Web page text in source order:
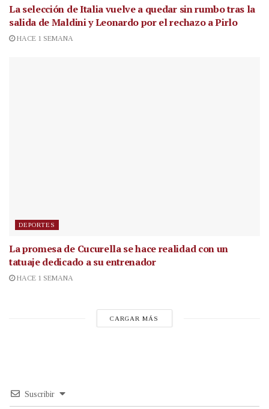
La selección de Italia vuelve a quedar sin rumbo tras la
salida de Maldini y Leonardo por el rechazo a Pirlo
HACE 1 SEMANA
DEPORTES
La promesa de Cucurella se hace realidad con un
tatuaje dedicado a su entrenador
HACE 1 SEMANA
CARGAR MÁS
Suscribir